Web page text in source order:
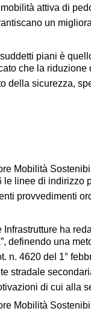
attiva di
un
piani è
che la
della sicurezza,
Mobilità
linee di
provvedimenti
ha
definendo una
n. 4620 del 1°
stradale
di cui alla
Mobilità